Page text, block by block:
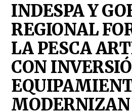
INDESPA Y
REGIONAL
LA PESCA
CON
MODERNIZAN